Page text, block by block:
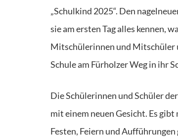
„Schulkind 2025“. Den
sie am ersten Tag alles kennen,
Mitschülerinnen und Mitschüler
Schule am Fürholzer Weg in ihr
Die Schülerinnen und Schüler
mit einem neuen Gesicht. Es
Festen, Feiern und